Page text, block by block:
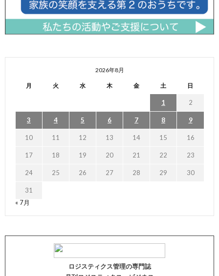
2026年8月
月 火 水 木 金 土 日
1 2
3 4 5 6 7 8 9
10 11 12 13 14 15 16
17 18 19 20 21 22 23
24 25 26 27 28 29 30
31
« 7月
ロジスティクス管理の専門誌